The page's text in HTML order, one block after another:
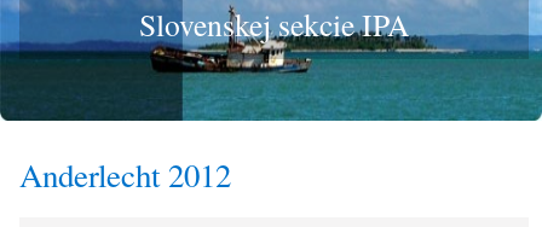
Slovenskej sekcie IPA
Anderlecht 2012